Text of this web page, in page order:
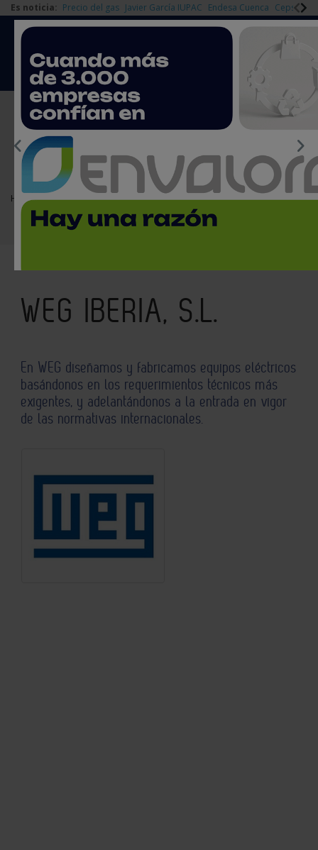
Es noticia: Precio del gas Javier García IUPAC Endesa Cuenca Cepsa
Redes Sociales Login empresas
EMPRESAS PREMIUM
Home Empresas de la Industria Química WEG IBERIA, S.L.
WEG IBERIA, S.L.
En WEG diseñamos y fabricamos equipos eléctricos
basándonos en los requerimientos técnicos más
exigentes, y adelantándonos a la entrada en vigor
de las normativas internacionales.